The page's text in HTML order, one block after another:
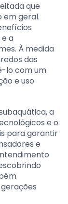
que
em geral.
a
À medida
das
lo com um
e uso
a
e o
para garantir
e